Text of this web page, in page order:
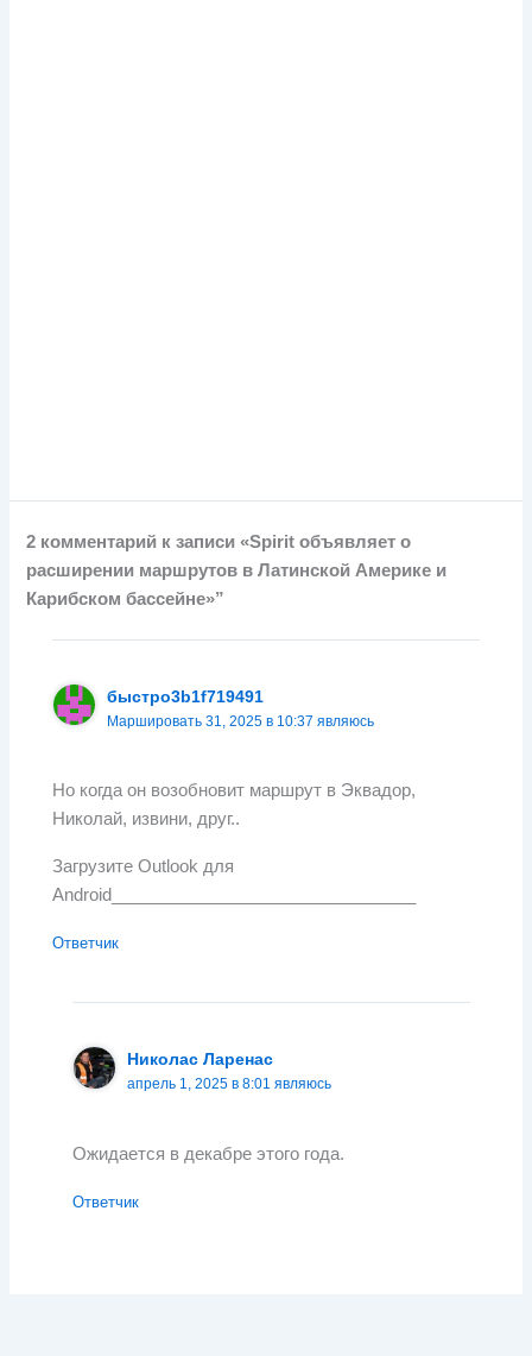
2 комментарий к записи «Spirit объявляет о
расширении маршрутов в Латинской Америке и
Карибском бассейне»”
быстро3b1f719491
Маршировать 31, 2025 в 10:37 являюсь
Но когда он возобновит маршрут в Эквадор,
Николай, извини, друг..
Загрузите Outlook для
Android________________________________
Ответчик
Николас Ларенас
апрель 1, 2025 в 8:01 являюсь
Ожидается в декабре этого года.
Ответчик